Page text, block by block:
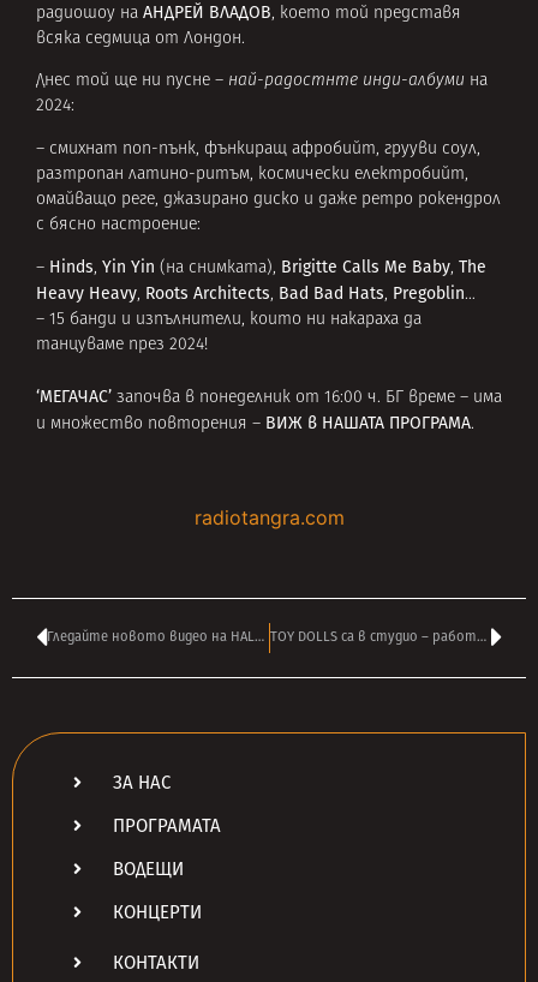
радиошоу на АНДРЕЙ ВЛАДОВ, което той представя
всяка седмица от Лондон.
Днес той ще ни пусне – най-радостнте инди-албуми на
2024:
– смихнат поп-пънк, фънкиращ афробийт, грууви соул,
разтропан латино-ритъм, космически електробийт,
омайващо реге, джазирано диско и даже ретро рокендрол
с бясно настроение:
– Hinds, Yin Yin (на снимката), Brigitte Calls Me Baby, The
Heavy Heavy, Roots Architects, Bad Bad Hats, Pregoblin…
– 15 банди и изпълнители, които ни накараха да
танцуваме през 2024!
‘МЕГАЧАС’ започва в понеделник от 16:00 ч. БГ време – има
и множество повторения – ВИЖ в НАШАТА ПРОГРАМА.
radiotangra.com
Гледайте новото видео на HALESTORM – ‘Like A Woman Can’ TOY DOLLS са в студио – работят по нов албум
ЗА НАС
ПРОГРАМАТА
ВОДЕЩИ
КОНЦЕРТИ
КОНТАКТИ